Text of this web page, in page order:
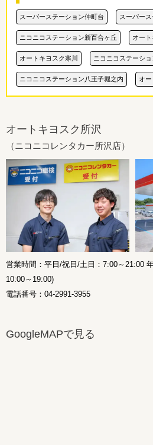
スーパーステーション仲町台 スーパー
ニコニコステーション新百合ヶ丘 オー
オートキヨスク寒川 ニコニコステーシ
ニコニコステーション八王子堀之内 オ
オートキヨスク所沢
（ニコニコレンタカー所沢店）
営業時間：平日/祝日/土日：7:00～21:00
10:00～19:00)
電話番号：04-2991-3955
GoogleMAPで見る